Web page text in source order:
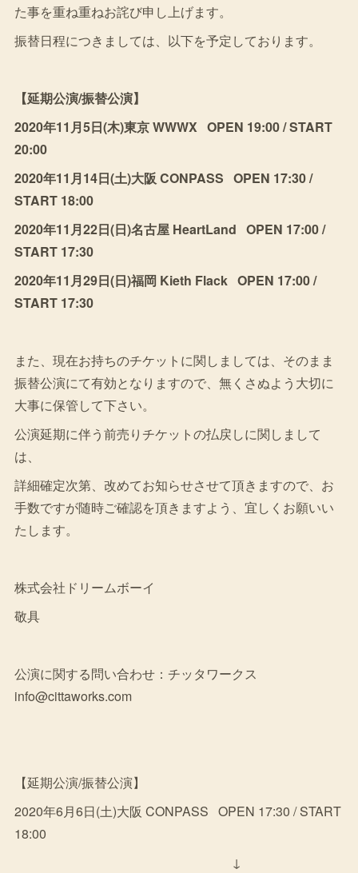
た事を重ね重ねお詫び申し上げます。
振替日程につきましては、以下を予定しております。
【延期公演/振替公演】
2020年11月5日(木)東京 WWWX OPEN 19:00 / START
20:00
2020年11月14日(土)大阪 CONPASS OPEN 17:30 /
START 18:00
2020年11月22日(日)名古屋 HeartLand OPEN 17:00 /
START 17:30
2020年11月29日(日)福岡 Kieth Flack OPEN 17:00 /
START 17:30
また、現在お持ちのチケットに関しましては、そのまま
振替公演にて有効となりますので、無くさぬよう大切に
大事に保管して下さい。
公演延期に伴う前売りチケットの払戻しに関しまして
は、
詳細確定次第、改めてお知らせさせて頂きますので、お
手数ですが随時ご確認を頂きますよう、宜しくお願いい
たします。
株式会社ドリームボーイ
敬具
公演に関する問い合わせ：チッタワークス
info@cittaworks.com
【延期公演/振替公演】
2020年6月6日(土)大阪 CONPASS OPEN 17:30 / START
18:00
↓